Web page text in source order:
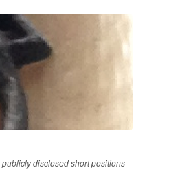
disclosed short positions